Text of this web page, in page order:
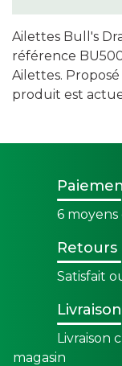
Ailettes Bull's
référence
Ailettes.
produit est
6
Retours
Satisfait
Livraison
Livraison
magasin